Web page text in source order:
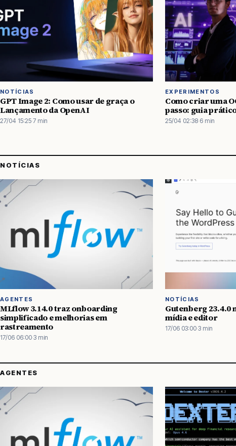
NOTÍCIAS
GPT Image 2: Como usar de graça o
Lançamento da OpenAI
27/04 15:25·7 min
EXPERIMENTOS
Como criar uma
passo: guia
25/04 02:38·6 min
NOTÍCIAS
AGENTES
MLflow 3.14.0 traz onboarding
simplificado e melhorias em
rastreamento
17/06 06:00·3 min
NOTÍCIAS
Gutenberg 23.4.0
mídia e editor
17/06 03:00·3 min
AGENTES